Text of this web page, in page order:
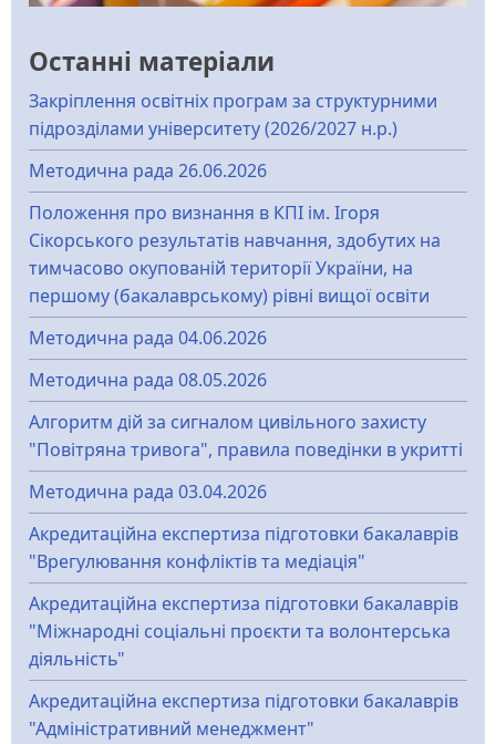
Останні матеріали
Закріплення освітніх програм за структурними
підрозділами університету (2026/2027 н.р.)
Методична рада 26.06.2026
Положення про визнання в КПІ ім. Ігоря
Сікорського результатів навчання, здобутих на
тимчасово окупованій території України, на
першому (бакалаврському) рівні вищої освіти
Методична рада 04.06.2026
Методична рада 08.05.2026
Алгоритм дій за сигналом цивільного захисту
"Повітряна тривога", правила поведінки в укритті
Методична рада 03.04.2026
Акредитаційна експертиза підготовки бакалаврів
"Врегулювання конфліктів та медіація"
Акредитаційна експертиза підготовки бакалаврів
"Міжнародні соціальні проєкти та волонтерська
діяльність"
Акредитаційна експертиза підготовки бакалаврів
"Адміністративний менеджмент"